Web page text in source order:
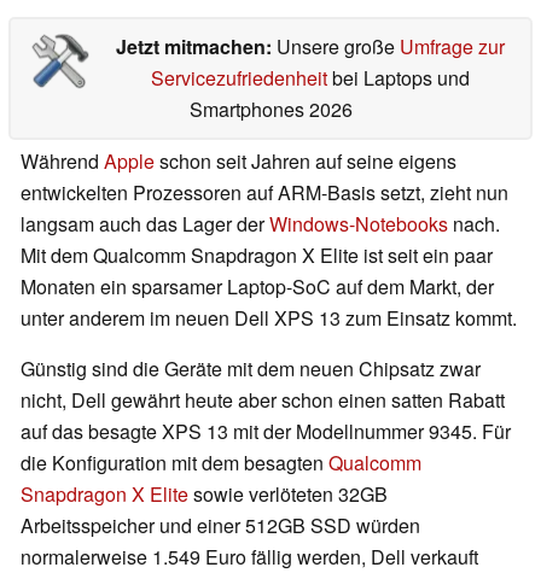
Jetzt mitmachen: Unsere große Umfrage zur
Servicezufriedenheitbei Laptops und
Smartphones 2026
Während Appleschon seit Jahren auf seine eigens
entwickelten Prozessoren auf ARM-Basis setzt, zieht nun
langsam auch das Lager derWindows-Notebooks nach.
Mit dem Qualcomm Snapdragon X Elite ist seit ein paar
Monaten ein sparsamer Laptop-SoC auf dem Markt, der
unter anderem im neuen Dell XPS 13 zum Einsatz kommt.
Günstig sind die Geräte mit dem neuen Chipsatz zwar
nicht, Dell gewährt heute aber schon einen satten Rabatt
auf das besagte XPS 13 mit der Modellnummer 9345. Für
die Konfiguration mit dem besagten Qualcomm
Snapdragon X Elitesowie verlöteten 32GB
Arbeitsspeicher und einer 512GB SSD würden
normalerweise 1.549 Euro fällig werden, Dell verkauft